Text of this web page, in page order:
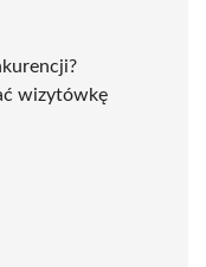
wizytówkę